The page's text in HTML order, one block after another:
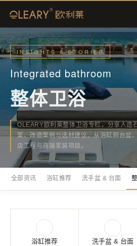
INSIGHTS & STORIES
Integrated bathroom
整体卫浴
OLEARY欧利莱整体卫浴专栏，分享人造
案、改造案例与选材建议。从浴缸到台盆
店工程与高端家装项目。
全部资讯 浴缸推荐 洗手盆 & 台面
浴缸推荐 洗手盆 & 台面